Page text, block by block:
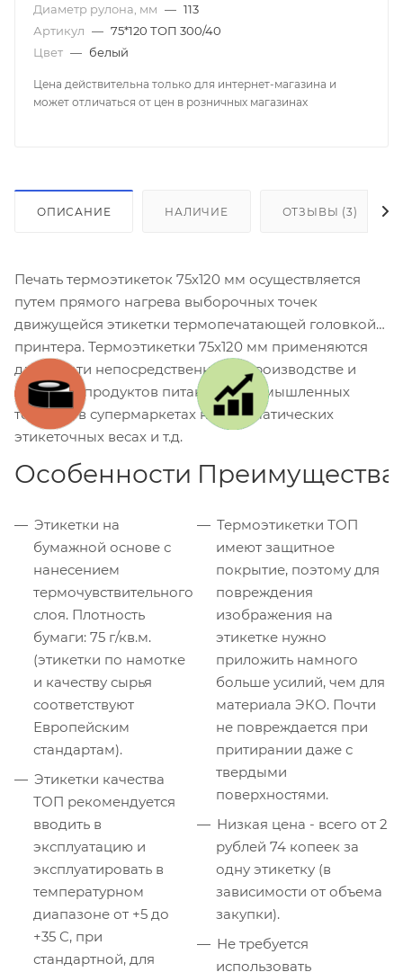
Диаметр рулона, мм — 113
Артикул — 75*120 ТОП 300/40
Цвет — белый
Цена действительна только для интернет-магазина и
может отличаться от цен в розничных магазинах
ОПИСАНИЕ НАЛИЧИЕ ОТЗЫВЫ (3)
Печать термоэтикеток 75х120 мм осуществляется
путем прямого нагрева выборочных точек
движущейся этикетки термопечатающей головкой
принтера. Термоэтикетки 75x120 мм применяются
для печати непосредственно на производстве и
упаковке продуктов питания и промышленных
товаров, в супермаркетах на автоматических
этикеточных весах и т.д.
Особенности
Этикетки на
бумажной основе с
нанесением
термочувствительного
слоя. Плотность
бумаги: 75 г/кв.м.
(этикетки по намотке
и качеству сырья
соответствуют
Европейским
стандартам).
Этикетки качества
ТОП рекомендуется
вводить в
эксплуатацию и
эксплуатировать в
температурном
диапазоне от +5 до
+35 C, при
стандартной, для
Преимущества
Термоэтикетки ТОП
имеют защитное
покрытие, поэтому для
повреждения
изображения на
этикетке нужно
приложить намного
больше усилий, чем для
материала ЭКО. Почти
не повреждается при
притирании даже с
твердыми
поверхностями.
Низкая цена - всего от 2
рублей 74 копеек за
одну этикетку (в
зависимости от объема
закупки).
Не требуется
использовать